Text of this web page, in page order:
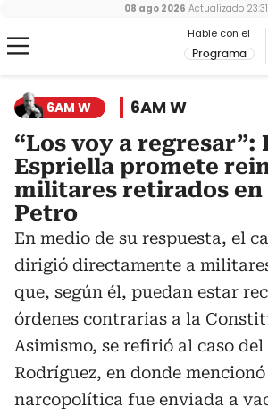
Hable con el
Programa
08 ago 2026 Actualizado 23:31
6AM W 6AM W
“Los voy a regresar”:
Espriella promete
militares retirados en
Petro
En medio de su respuesta, el
dirigió directamente a
que, según él, puedan estar
órdenes contrarias a la
Asimismo, se refirió al caso
Rodríguez, en donde mencionó
narcopolítica fue enviada a